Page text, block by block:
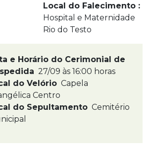
Local do Falecimento :
Hospital e Maternidade
Rio do Testo
e Horário do Cerimonial de
27/09 às 16:00 horas
do Velório Capela
Centro
do Sepultamento Cemitério